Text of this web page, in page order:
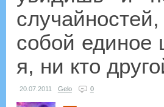
собой единое
я, ни кто
20.07.2011 Gelo 0